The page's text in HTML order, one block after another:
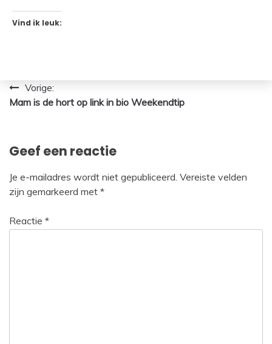
Vind ik leuk:
Bericht
navigatie
Vorige:
Mam is de hort op link in bio Weekendtip
Geef een reactie
Je e-mailadres wordt niet gepubliceerd. Vereiste velden
zijn gemarkeerd met *
Reactie *